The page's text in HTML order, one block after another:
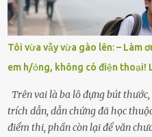
trong làng thương lắm, bảo:
nên ông này bà nọ đó!” Trí có ba
cái tên mẹ đặt lúc còn sống,
giữa mùa đông. Nhưng hoa có
thì chỉ toàn đất sỏi đá và khốn
Khoa Hà...
Tôi vừa vẫy vừa gào lên: – Làm
em h/ỏng, không có điện thoại!
Trên vai là ba lô đựng bút
trích dẫn, dẫn chứng đã học
điểm thi, phần còn lại để văn